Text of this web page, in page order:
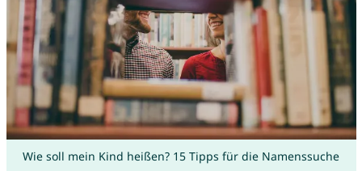
Wie soll mein Kind heißen? 15 Tipps für die Namenssuche